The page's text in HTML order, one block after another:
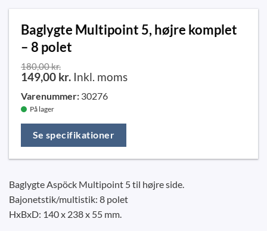
Baglygte Multipoint 5, højre komplet
– 8 polet
180,00kr.
149,00 kr. Inkl. moms
Varenummer: 30276
På lager
Se specifikationer
Baglygte Aspöck Multipoint 5 til højre side.
Bajonetstik/multistik: 8 polet
HxBxD: 140 x 238 x 55 mm.